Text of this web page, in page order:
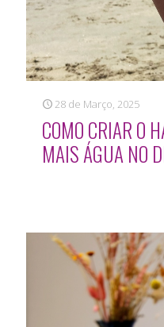
28 de Março, 2025
COMO CRIAR O
MAIS ÁGUA NO